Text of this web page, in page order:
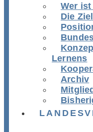
Wer ist
Die
Lernens
Archiv